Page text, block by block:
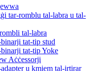
tar-romblu tal-labra u tal-
tal-labra
tat-tip stud
tat-tip Yoke
Aċċessorji
u kmiem tal-irtirar